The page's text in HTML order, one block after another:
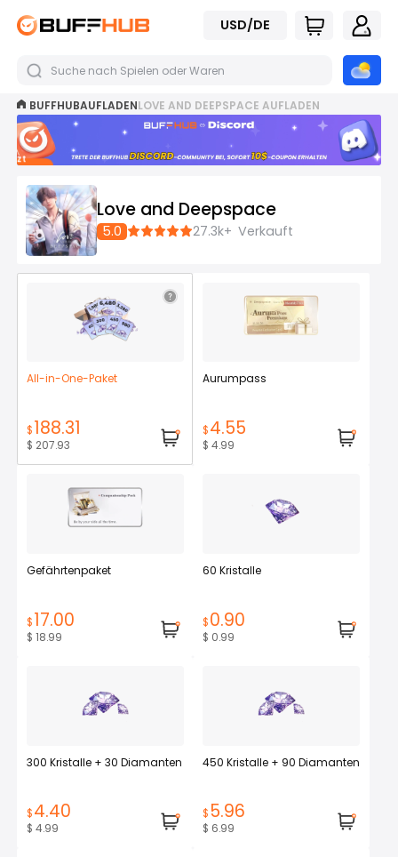
USD/DE
BUFFHUBAUFLADENLOVE AND DEEPSPACE AUFLADEN
Jetzt
Love and Deepspace
5.0 27.3k+ Verkauft
All-in-One-Paket
$188.31
$ 207.93
Aurumpass
$4.55
$ 4.99
Gefährtenpaket
$17.00
$ 18.99
60 Kristalle
$0.90
$ 0.99
300 Kristalle + 30 Diamanten
$4.40
$ 4.99
450 Kristalle + 90 Diamanten
$5.96
$ 6.99